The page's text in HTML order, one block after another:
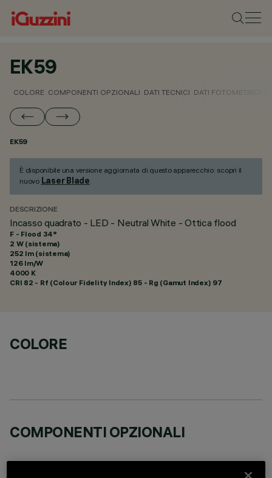
EK59
COLORE COMPONENTI OPZIONALI DATI TECNICI DATI FOTOMETRICI
EK59
È disponibile una versione aggiornata di questo apparecchio: scopri il
nuovo Laser Blade.
DESCRIZIONE
Incasso quadrato - LED - Neutral White - Ottica flood
F - Flood 34°
2 W (sistema)
252 lm (sistema)
126 lm/W
4000 K
CRI 82 - Rf (Colour Fidelity Index) 85 - Rg (Gamut Index) 97
COLORE
COMPONENTI OPZIONALI